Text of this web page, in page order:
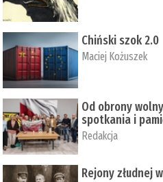
Chiński szok 2.0
Maciej Kożuszek
Od obrony
spotkania i
Redakcja
Rejony złudnej